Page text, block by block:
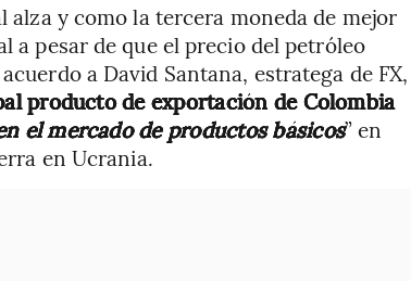
y como la tercera moneda de mejor
a pesar de que el precio del petróleo
a David Santana, estratega de FX,
producto de exportación de Colombia
el mercado de productos básicos” en
en Ucrania.